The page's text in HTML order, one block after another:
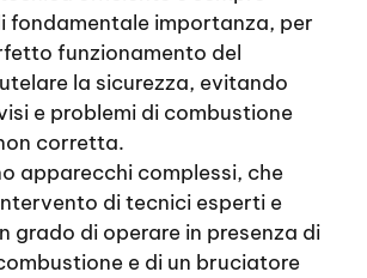
fondamentale importanza, per
funzionamento del
la sicurezza, evitando
e problemi di combustione
corretta.
apparecchi complessi, che
di tecnici esperti e
grado di operare in presenza di
e di un bruciatore